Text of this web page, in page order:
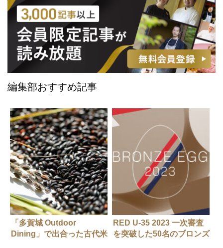
編集部おすすめ記事
「多賀城 Outdoor
Dining」で出合った古代米
RED U-35 2023 一次審査
を突破した50名のブロンズ